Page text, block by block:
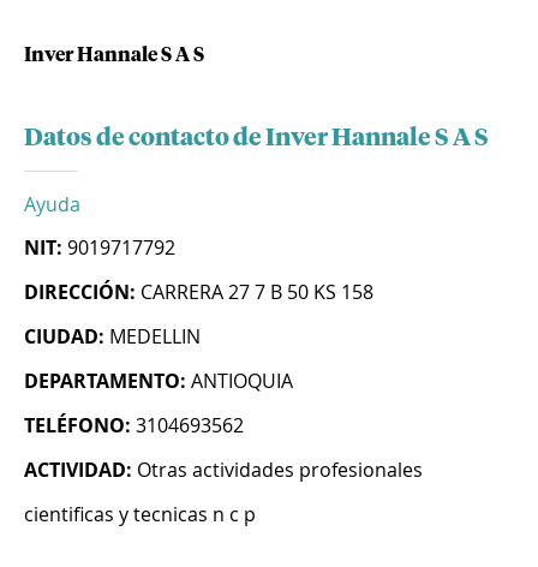
Inver Hannale S A S
Datos de contacto de Inver Hannale S A S
Ayuda
NIT: 9019717792
DIRECCIÓN: CARRERA 27 7 B 50 KS 158
CIUDAD: MEDELLIN
DEPARTAMENTO: ANTIOQUIA
TELÉFONO: 3104693562
ACTIVIDAD: Otras actividades profesionales
cientificas y tecnicas n c p